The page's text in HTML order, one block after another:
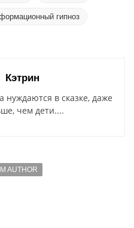
гипноз
Кэтрин
нуждаются в сказке, даже
чем дети....
AUTHOR